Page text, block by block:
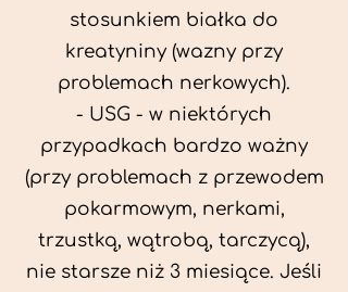
stosunkiem białka do
kreatyniny (wazny przy
problemach nerkowych).
- USG - w niektórych
przypadkach bardzo ważny
(przy problemach z przewodem
pokarmowym, nerkami,
trzustką, wątrobą, tarczycą),
nie starsze niż 3 miesiące. Jeśli